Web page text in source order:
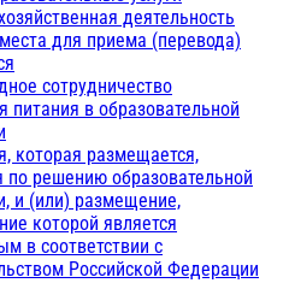
деятельность
для приема (перевода)
сотрудничество
питания в образовательной
которая размещается,
по решению образовательной
и (или) размещение,
которой является
в соответствии с
Российской Федерации